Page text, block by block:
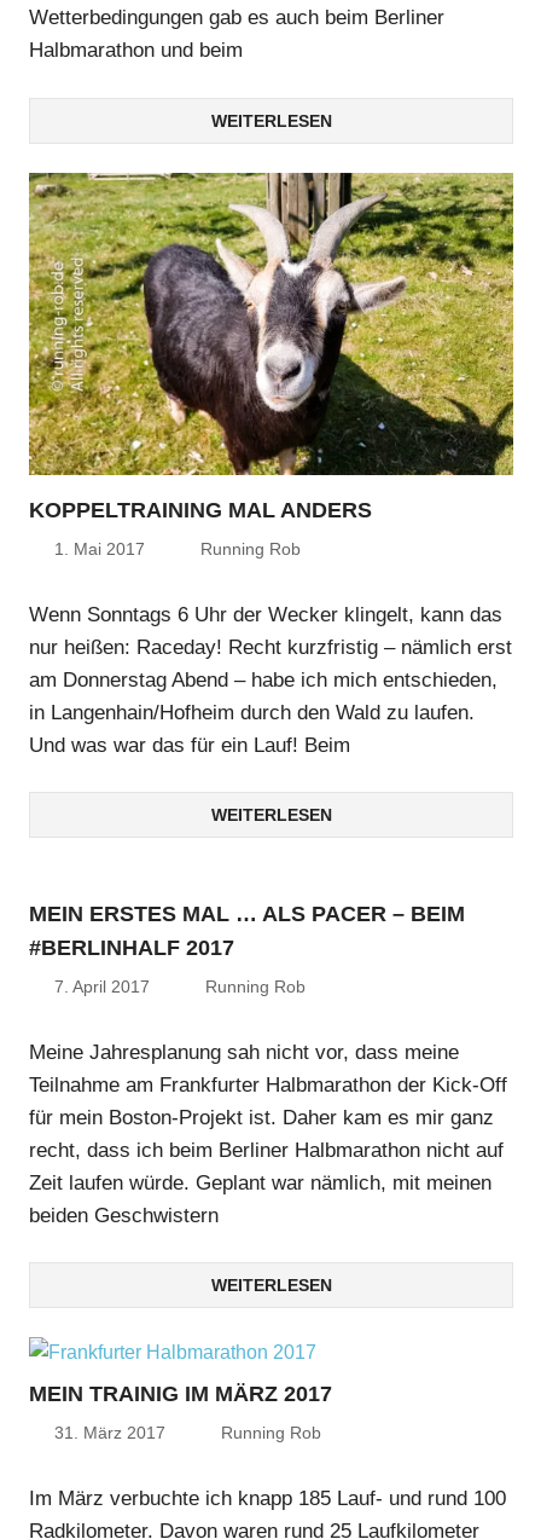
Wetterbedingungen gab es auch beim Berliner
Halbmarathon und beim
WEITERLESEN
KOPPELTRAINING MAL ANDERS
1. Mai 2017 Running Rob
Wenn Sonntags 6 Uhr der Wecker klingelt, kann das
nur heißen: Raceday! Recht kurzfristig – nämlich erst
am Donnerstag Abend – habe ich mich entschieden,
in Langenhain/Hofheim durch den Wald zu laufen.
Und was war das für ein Lauf! Beim
WEITERLESEN
MEIN ERSTES MAL … ALS PACER – BEIM
#BERLINHALF 2017
7. April 2017 Running Rob
Meine Jahresplanung sah nicht vor, dass meine
Teilnahme am Frankfurter Halbmarathon der Kick-Off
für mein Boston-Projekt ist. Daher kam es mir ganz
recht, dass ich beim Berliner Halbmarathon nicht auf
Zeit laufen würde. Geplant war nämlich, mit meinen
beiden Geschwistern
WEITERLESEN
MEIN TRAINIG IM MÄRZ 2017
31. März 2017 Running Rob
Im März verbuchte ich knapp 185 Lauf- und rund 100
Radkilometer. Davon waren rund 25 Laufkilometer